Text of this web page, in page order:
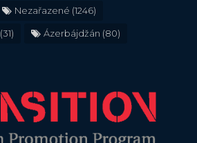
Nezařazené (1246)
(31) Ázerbájdžán (80)